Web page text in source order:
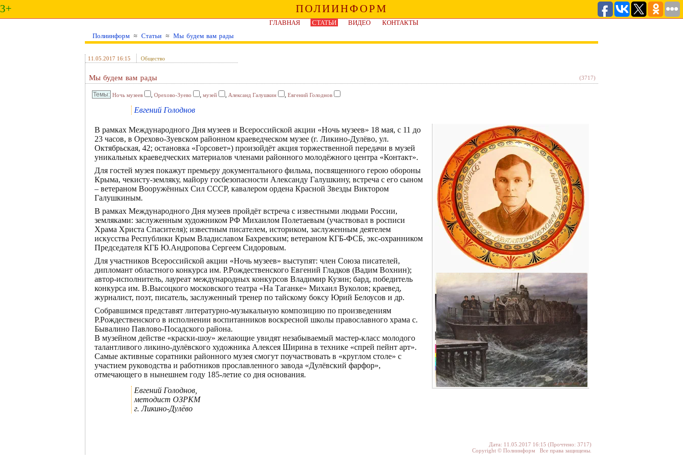
3+ ПОЛИИНФОРМ
ГЛАВНАЯ СТАТЬИ ВИДЕО
КОНТАКТЫ
Полиинформ ≈ Статьи ≈ Мы будем вам рады
11.05.2017 16:15 Общество
Мы будем вам рады (3717)
Ночь музеев , Орехово-Зуево , музей , Александ Галушкин , Евгений Голоднов
Евгений Голоднов
В рамках Международного Дня музеев и Всероссийской акции «Ночь музеев» 18 мая, с 11 до
23 часов, в Орехово-Зуевском районном краеведческом музее (г. Ликино-Дулёво, ул.
Октябрьская, 42; остановка «Горсовет») произойдёт акция торжественной передачи в музей
уникальных краеведческих материалов членами районного молодёжного центра «Контакт».
Для гостей музея покажут премьеру документального фильма, посвященного герою обороны
Крыма, чекисту-земляку, майору госбезопасности Александу Галушкину, встреча с его сыном
– ветераном Вооружённых Сил СССР, кавалером ордена Красной Звезды Виктором
Галушкиным.
В рамках Международного Дня музеев пройдёт встреча с известными людьми России,
земляками: заслуженным художником РФ Михаилом Полетаевым (участвовал в росписи
Храма Христа Спасителя); известным писателем, историком, заслуженным деятелем
искусства Республики Крым Владиславом Бахревским; ветераном КГБ-ФСБ, экс-охранником
Председателя КГБ Ю.Андропова Сергеем Сидоровым.
Для участников Всероссийской акции «Ночь музеев» выступят: член Союза писателей,
дипломант областного конкурса им. Р.Рождественского Евгений Гладков (Вадим Вохнин);
автор-исполнитель, лауреат международных конкурсов Владимир Кузин; бард, победитель
конкурса им. В.Высоцкого московского театра «На Таганке» Михаил Вуколов; краевед,
журналист, поэт, писатель, заслуженный тренер по тайскому боксу Юрий Белоусов и др.
Собравшимся представят литературно-музыкальную композицию по произведениям
Р.Рождественского в исполнении воспитанников воскресной школы православного храма с.
Бывалино Павлово-Посадского района.
В музейном действе «краски-шоу» желающие увидят незабываемый мастер-класс молодого
талантливого ликино-дулёвского художника Алексея Ширина в технике «спрей пейнт арт».
Самые активные соратники районного музея смогут поучаствовать в «круглом столе» с
участием руководства и работников прославленного завода «Дулёвский фарфор»,
отмечающего в нынешнем году 185-летие со дня основания.
Евгений Голоднов,
методист ОЗРКМ
г. Ликино-Дулёво
Дата: 11.05.2017 16:15 (Прочтено: 3717)
Copyright © Полиинформ Все права защищены.